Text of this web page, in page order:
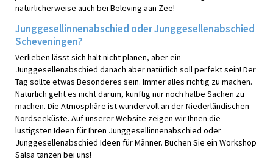
natürlicherweise auch bei Beleving aan Zee!
Junggesellinnenabschied oder Junggesellenabschied
Scheveningen?
Verlieben lässt sich halt nicht planen, aber ein
Junggesellenabschied danach aber natürlich soll perfekt sein! Der
Tag sollte etwas Besonderes sein. Immer alles richtig zu machen.
Natürlich geht es nicht darum, künftig nur noch halbe Sachen zu
machen. Die Atmosphäre ist wundervoll an der Niederländischen
Nordseeküste. Auf unserer Website zeigen wir Ihnen die
lustigsten Ideen für Ihren Junggesellinnenabschied oder
Junggesellenabschied Ideen für Männer. Buchen Sie ein Workshop
Salsa tanzen bei uns!